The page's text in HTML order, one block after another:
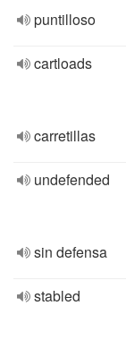
puntilloso
cartloads
carretillas
undefended
sin defensa
stabled